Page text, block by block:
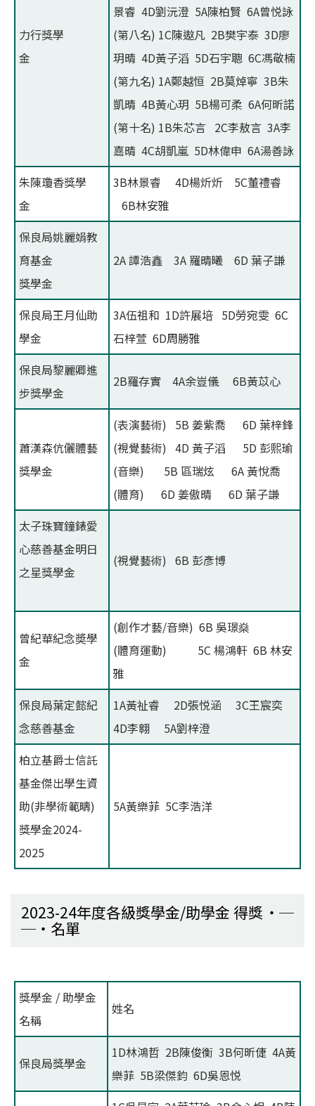
力行獎學
金
景睿 4D劉沅澄 5A陳柏賢 6A曾悦詠
(第八名) 1C陳遨凡 2B樊宇泰 3D廖
玥晴 4D黃子滔 5D石宇聰 6C馮敬楠
(第九名) 1A鄭越恒 2B莫焯寧 3B朱
凱晴 4B黃心玥 5B楊可柔 6A何昕諾
(第十名) 1B朱芯言 2C李敖言 3A李
嘉晴 4C胡凱嵐 5D林偉申 6A湯善詠
朱陳瓊香獎學
金
3B林景睿 4D楊炘炘 5C董禮睿
6B林安雅
保良局姚麗娟教
育基金
獎學金
2A 譚浩鑫 3A 羅晴曦 6D 葉子謙
保良局王月仙助
學金
3A伍祖和 1D許展培 5D勞宛雯 6C
石梓萱 6D周勝雅
保良局黎麗卿進
步獎學金
2B羅存實 4A余豈儀 6B黃苡心
蕭漢森伉儷體藝
獎學金
(表演藝術) 5B 姜紫喬 6D 葉梓鋒
(視覺藝術) 4D 黃子滔 5D 彭熙瑜
(音樂) 5B 區瑞炫 6A 黃悅喬
(體育) 6D 姜傲晴 6D 葉子謙
太子珠寶鐘錶愛
心慈善基金明日
之星獎學金
(視覺藝術) 6B 彭彥博
曾紀華紀念奬學
金
(創作才藝/音樂) 6B 吳璟燊
(體育運動) 5C 楊鴻軒 6B 林安
雅
保良局葉定懿紀
念慈善基金
1A黃祉睿 2D張悦涵 3C王宸奕
4D李翱 5A劉梓澄
柏立基爵士信託
基金傑出學生資
助(非學術範疇)
獎學金2024-
2025
5A黃樂菲 5C李浩洋
2023-24年度各級獎學金/助學金 得獎
名單
獎學金 / 助學金
名稱
姓名
保良局獎學金
1D林鴻哲 2B陳俊衡 3B何昕倢 4A黃
樂菲 5B梁傑鈞 6D吳恩悦